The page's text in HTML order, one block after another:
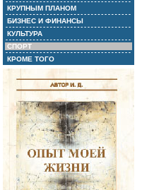
КРУПНЫМ ПЛАНОМ
БИЗНЕС И ФИНАНСЫ
КУЛЬТУРА
СПОРТ
КРОМЕ ТОГО